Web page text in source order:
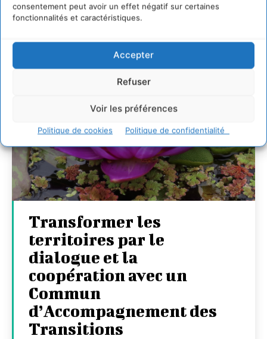
consentement peut avoir un effet négatif sur certaines
fonctionnalités et caractéristiques.
Accepter
Refuser
Voir les préférences
Politique de cookies Politique de confidentialité
Transformer les
territoires par le
dialogue et la
coopération avec un
Commun
d’Accompagnement des
Transitions